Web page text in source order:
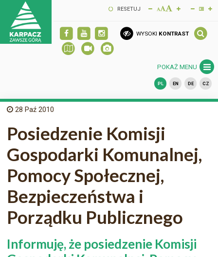
RESETUJ
WYSOKI KONTRAST
POKAŻ MENU
PL EN DE CZ
28 Paź 2010
Posiedzenie Komisji
Gospodarki Komunalnej,
Pomocy Społecznej,
Bezpieczeństwa i
Porządku Publicznego
Informuję, że posiedzenie Komisji